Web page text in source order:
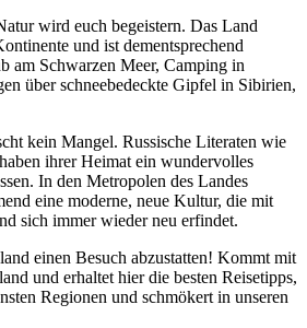
wird euch begeistern. Das Land
und ist dementsprechend
am Schwarzen Meer, Camping in
über schneebedeckte Gipfel in Sibirien,
kein Mangel. Russische Literaten wie
ihrer Heimat ein wundervolles
In den Metropolen des Landes
eine moderne, neue Kultur, die mit
sich immer wieder neu erfindet.
einen Besuch abzustatten! Kommt mit
und erhaltet hier die besten Reisetipps,
Regionen und schmökert in unseren